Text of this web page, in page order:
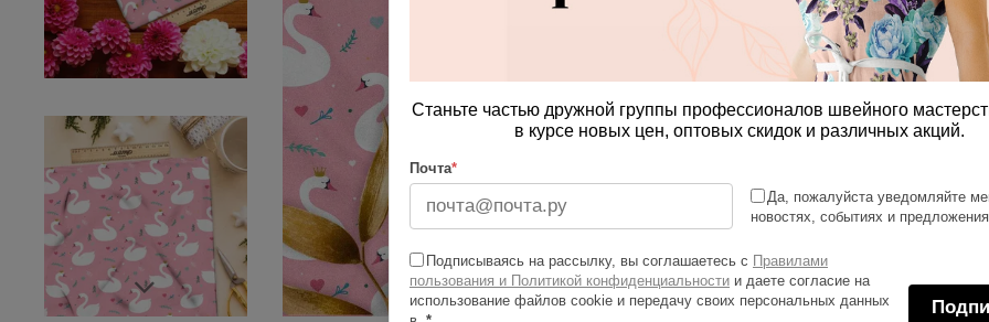
Станьте частью дружной группы профессионалов швейного
в курсе новых цен, оптовых скидок и различных акций.
Почта*
Да, пожалуйста уведомляйте
новостях, событиях и
Подписываясь на рассылку, вы соглашаетесь с Правилами
пользования и Политикой конфиденциальности и даете согласие на
использование файлов cookie и передачу своих персональных данных